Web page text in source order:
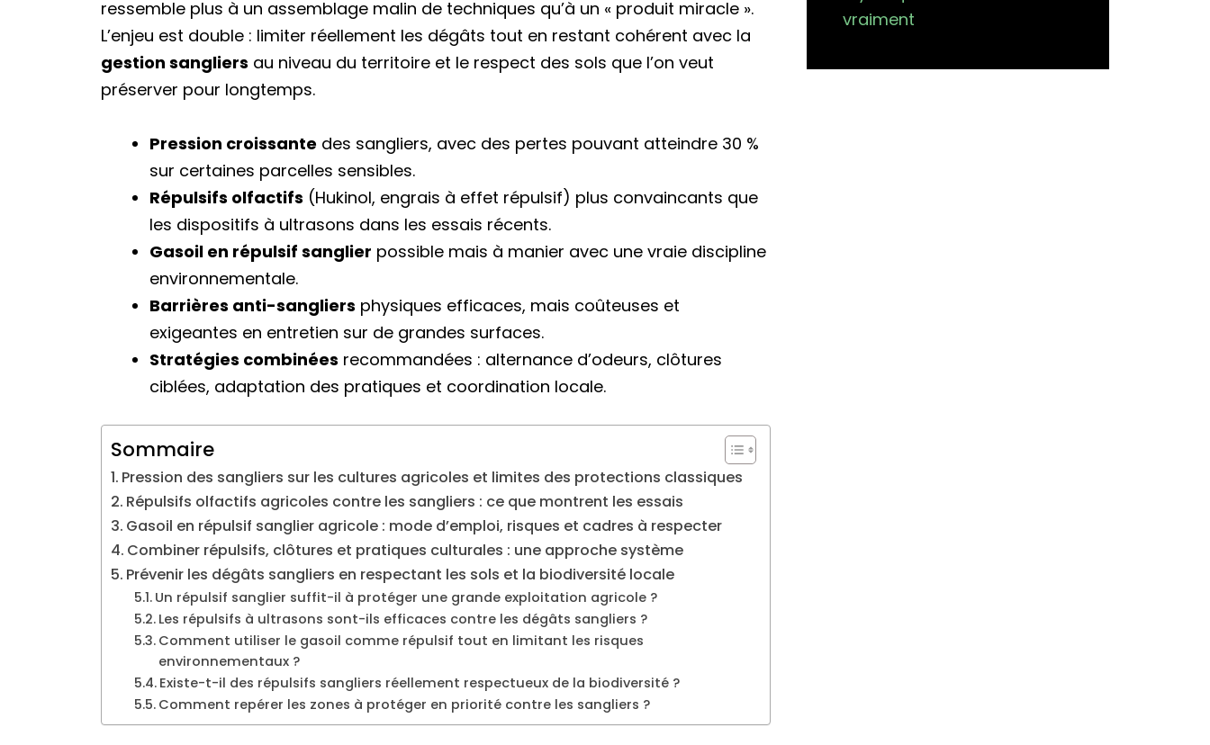
ressemble plus à un assemblage malin de techniques qu’à un « produit miracle ».
L’enjeu est double : limiter réellement les dégâts tout en restant cohérent avec la
gestion sangliers au niveau du territoire et le respect des sols que l’on veut
préserver pour longtemps.
Pression croissante des sangliers, avec des pertes pouvant atteindre 30 %
sur certaines parcelles sensibles.
Répulsifs olfactifs (Hukinol, engrais à effet répulsif) plus convaincants que
les dispositifs à ultrasons dans les essais récents.
Gasoil en répulsif sanglier possible mais à manier avec une vraie discipline
environnementale.
Barrières anti-sangliers physiques efficaces, mais coûteuses et
exigeantes en entretien sur de grandes surfaces.
Stratégies combinées recommandées : alternance d’odeurs, clôtures
ciblées, adaptation des pratiques et coordination locale.
Sommaire
Pression des sangliers sur les cultures agricoles et limites des protections classiques
Répulsifs olfactifs agricoles contre les sangliers : ce que montrent les essais
Gasoil en répulsif sanglier agricole : mode d’emploi, risques et cadres à respecter
Combiner répulsifs, clôtures et pratiques culturales : une approche système
Prévenir les dégâts sangliers en respectant les sols et la biodiversité locale
Un répulsif sanglier suffit-il à protéger une grande exploitation agricole ?
Les répulsifs à ultrasons sont-ils efficaces contre les dégâts sangliers ?
Comment utiliser le gasoil comme répulsif tout en limitant les risques
environnementaux ?
Existe-t-il des répulsifs sangliers réellement respectueux de la biodiversité ?
Comment repérer les zones à protéger en priorité contre les sangliers ?
vraiment